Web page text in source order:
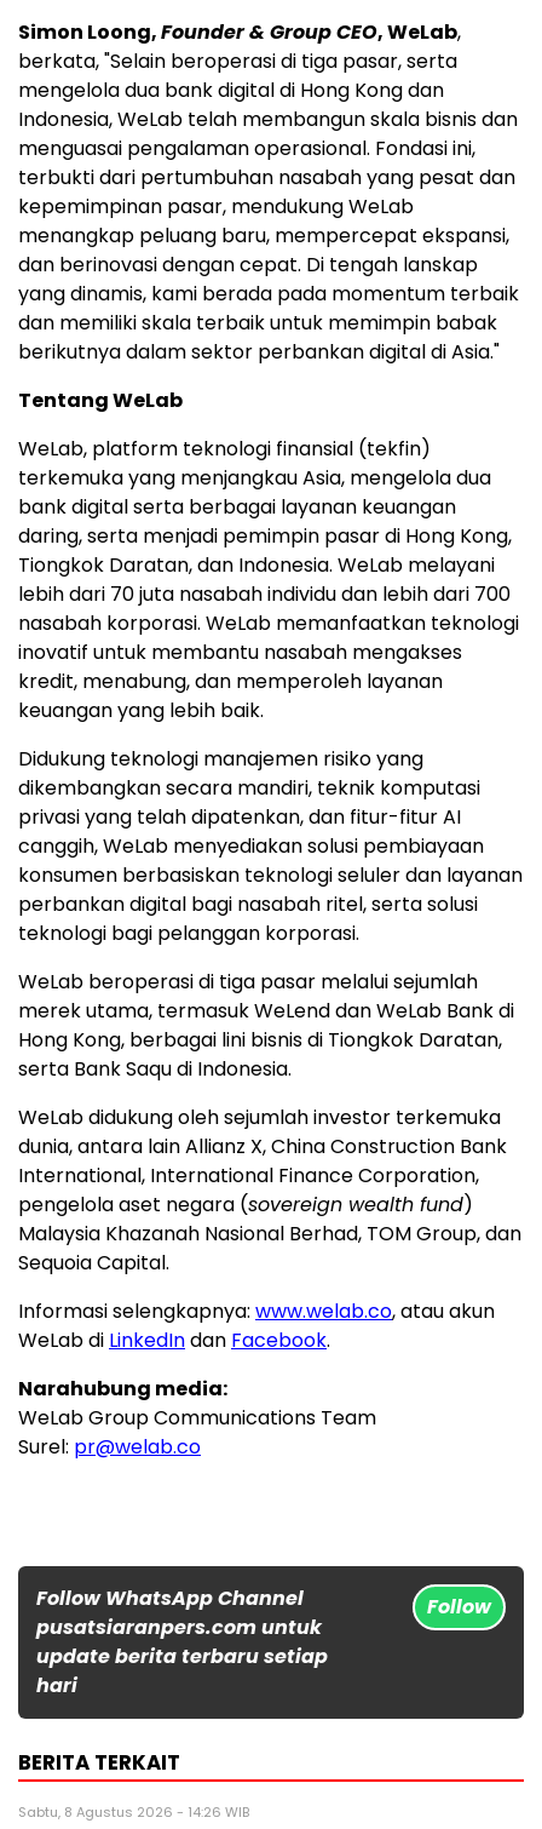
Simon Loong,Founder & Group CEO, WeLab,
berkata, "Selain beroperasi di tiga pasar, serta
mengelola dua bank digital di Hong Kong dan
Indonesia, WeLab telah membangun skala bisnis dan
menguasai pengalaman operasional. Fondasi ini,
terbukti dari pertumbuhan nasabah yang pesat dan
kepemimpinan pasar, mendukung WeLab
menangkap peluang baru, mempercepat ekspansi,
dan berinovasi dengan cepat. Di tengah lanskap
yang dinamis, kami berada pada momentum terbaik
dan memiliki skala terbaik untuk memimpin babak
berikutnya dalam sektor perbankan digital di Asia."
Tentang WeLab
WeLab, platform teknologi finansial (tekfin)
terkemuka yang menjangkau Asia, mengelola dua
bank digital serta berbagai layanan keuangan
daring, serta menjadi pemimpin pasar di Hong Kong,
Tiongkok Daratan, dan Indonesia. WeLab melayani
lebih dari 70 juta nasabah individu dan lebih dari 700
nasabah korporasi. WeLab memanfaatkan teknologi
inovatif untuk membantu nasabah mengakses
kredit, menabung, dan memperoleh layanan
keuangan yang lebih baik.
Didukung teknologi manajemen risiko yang
dikembangkan secara mandiri, teknik komputasi
privasi yang telah dipatenkan, dan fitur-fitur AI
canggih, WeLab menyediakan solusi pembiayaan
konsumen berbasiskan teknologi seluler dan layanan
perbankan digital bagi nasabah ritel, serta solusi
teknologi bagi pelanggan korporasi.
WeLab beroperasi di tiga pasar melalui sejumlah
merek utama, termasuk WeLend dan WeLab Bank di
Hong Kong, berbagai lini bisnis di Tiongkok Daratan,
serta Bank Saqu di Indonesia.
WeLab didukung oleh sejumlah investor terkemuka
dunia, antara lain Allianz X, China Construction Bank
International, International Finance Corporation,
pengelola aset negara (sovereign wealth fund)
Malaysia Khazanah Nasional Berhad, TOM Group, dan
Sequoia Capital.
Informasi selengkapnya: www.welab.co, atau akun
WeLab di LinkedIndan Facebook.
Narahubung media:
WeLab Group Communications Team
Surel: pr@welab.co
Follow WhatsApp Channel
pusatsiaranpers.com untuk
update berita terbaru setiap
hari
Follow
BERITA TERKAIT
Sabtu, 8 Agustus 2026 - 14:26 WIB